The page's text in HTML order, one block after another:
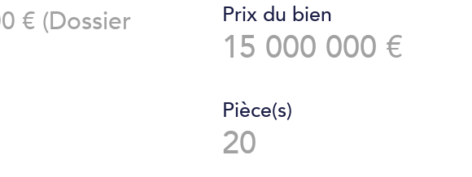
€ (Dossier
Prix du bien
15 000 000 €
Pièce(s)
20